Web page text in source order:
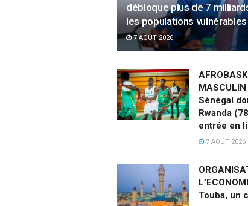
débloque plus de 7
les populations
7 AOÛT 2026
Sénégal
Rwanda
entrée en
7 AOÛT 2026
Touba, un